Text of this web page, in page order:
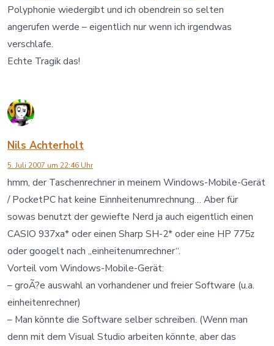
Polyphonie wiedergibt und ich obendrein so selten
angerufen werde – eigentlich nur wenn ich irgendwas
verschlafe.
Echte Tragik das!
Nils Achterholt
5. Juli 2007 um 22:46 Uhr
hmm, der Taschenrechner in meinem Windows-Mobile-Gerät
/ PocketPC hat keine Einnheitenumrechnung… Aber für
sowas benutzt der gewiefte Nerd ja auch eigentlich einen
CASIO 937xa* oder einen Sharp SH-2* oder eine HP 775z
oder googelt nach „einheitenumrechner“.
Vorteil vom Windows-Mobile-Gerät:
– groÃ?e auswahl an vorhandener und freier Software (u.a.
einheitenrechner)
– Man könnte die Software selber schreiben. (Wenn man
denn mit dem Visual Studio arbeiten könnte, aber das